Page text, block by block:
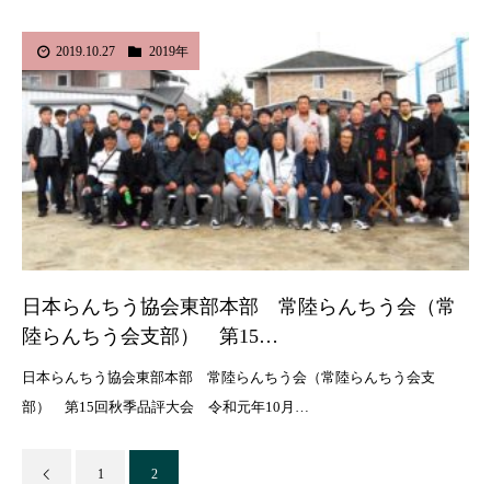
2019.10.27 2019年
日本らんちう協会東部本部 常陸らんちう会（常
陸らんちう会支部） 第15…
日本らんちう協会東部本部 常陸らんちう会（常陸らんちう会支
部） 第15回秋季品評大会 令和元年10月…
1 2